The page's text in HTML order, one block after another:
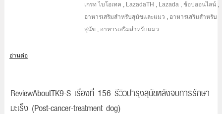
เกรท ไบโอเทค
LazadaTH Lazada ช้อปออนไลน์
อาหารเสริมสำหรับสุนัขและแมว
อาหารเสริมสำหรับ
สุนัข
อาหารเสริมสำหรับแมว
อ่านต่อ
ReviewAboutTK9-S เรื่องที่ 156 รีวิวบำรุงสุนัขหลังจบการรักษา
มะเร็ง (Post-cancer-treatment dog)